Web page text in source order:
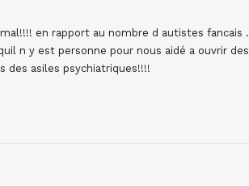
en rapport au nombre d autistes fancais
n y est personne pour nous aidé a ouvrir
des asiles psychiatriques!!!!